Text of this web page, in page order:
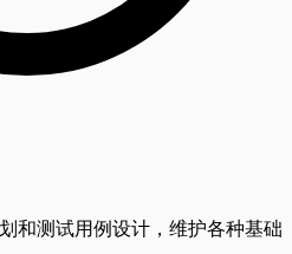
和测试用例设计，维护各种基础